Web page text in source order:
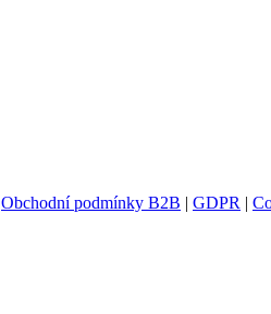
Obchodní podmínky B2B | GDPR |